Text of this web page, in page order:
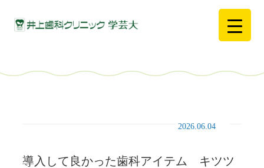
2026.06.04
導入して良かった歯科アイテム キツツ